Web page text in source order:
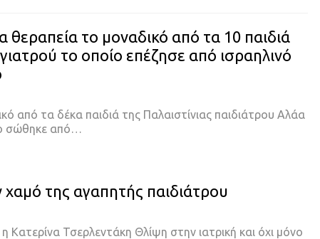
θεραπεία το μοναδικό από τα 10 παιδιά
το οποίο επέζησε από ισραηλινό
από τα δέκα παιδιά της Παλαιστίνιας παιδιάτρου Αλάα
σώθηκε από…
χαμό της αγαπητής παιδιάτρου
Κατερίνα Τσερλεντάκη Θλίψη στην ιατρική και όχι μόνο